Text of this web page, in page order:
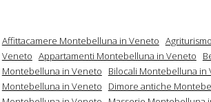
Affittacamere Montebelluna in Veneto
Veneto Appartamenti Montebelluna in Veneto
Montebelluna in Veneto
Bilocali Montebelluna in
Montebelluna in Veneto
Dimore antiche